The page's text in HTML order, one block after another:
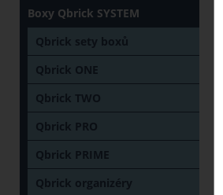
Boxy Qbrick SYSTEM
Qbrick sety boxů
Qbrick ONE
Qbrick TWO
Qbrick PRO
Qbrick PRIME
Qbrick organizéry